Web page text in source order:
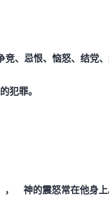
竞、忌恨、恼怒、结党
犯罪。
， 神的震怒常在他身上